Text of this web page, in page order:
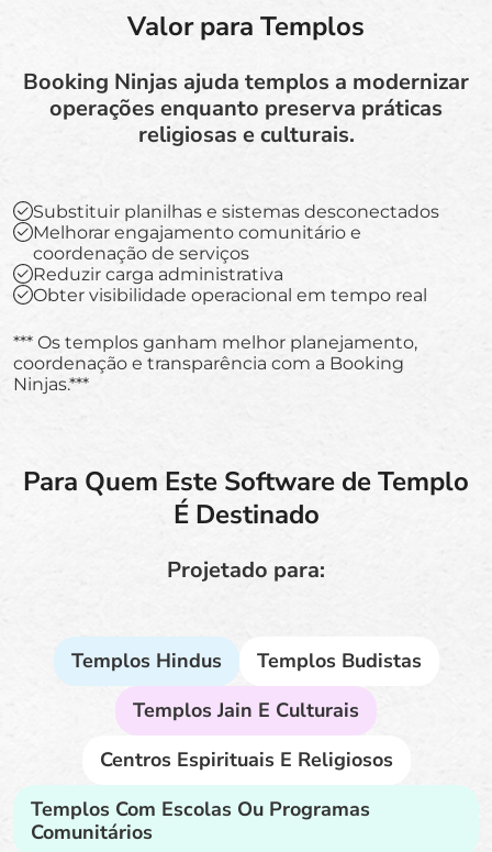
Valor para Templos
Booking Ninjas ajuda templos a modernizar
operações enquanto preserva práticas
religiosas e culturais.
Substituir planilhas e sistemas desconectados
Melhorar engajamento comunitário e
coordenação de serviços
Reduzir carga administrativa
Obter visibilidade operacional em tempo real
*** Os templos ganham melhor planejamento,
coordenação e transparência com a Booking
Ninjas.***
Para Quem Este Software de Templo
É Destinado
Projetado para:
Templos Hindus
Templos Budistas
Templos Jain E Culturais
Centros Espirituais E Religiosos
Templos Com Escolas Ou Programas
Comunitários